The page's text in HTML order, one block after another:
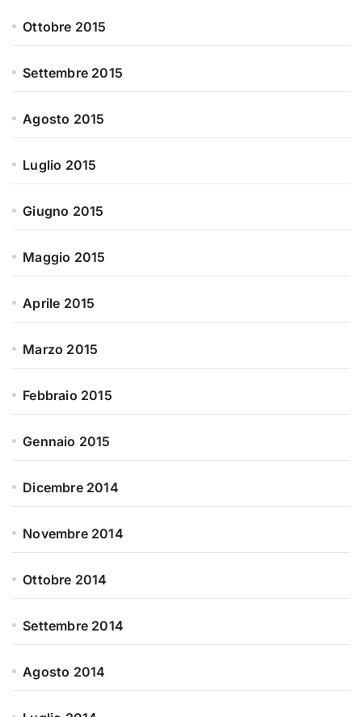
Ottobre 2015
Settembre 2015
Agosto 2015
Luglio 2015
Giugno 2015
Maggio 2015
Aprile 2015
Marzo 2015
Febbraio 2015
Gennaio 2015
Dicembre 2014
Novembre 2014
Ottobre 2014
Settembre 2014
Agosto 2014